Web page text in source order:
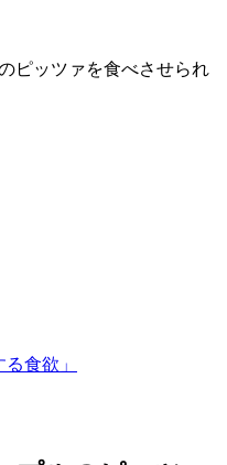
ピッツァを食べさせられ
食欲」